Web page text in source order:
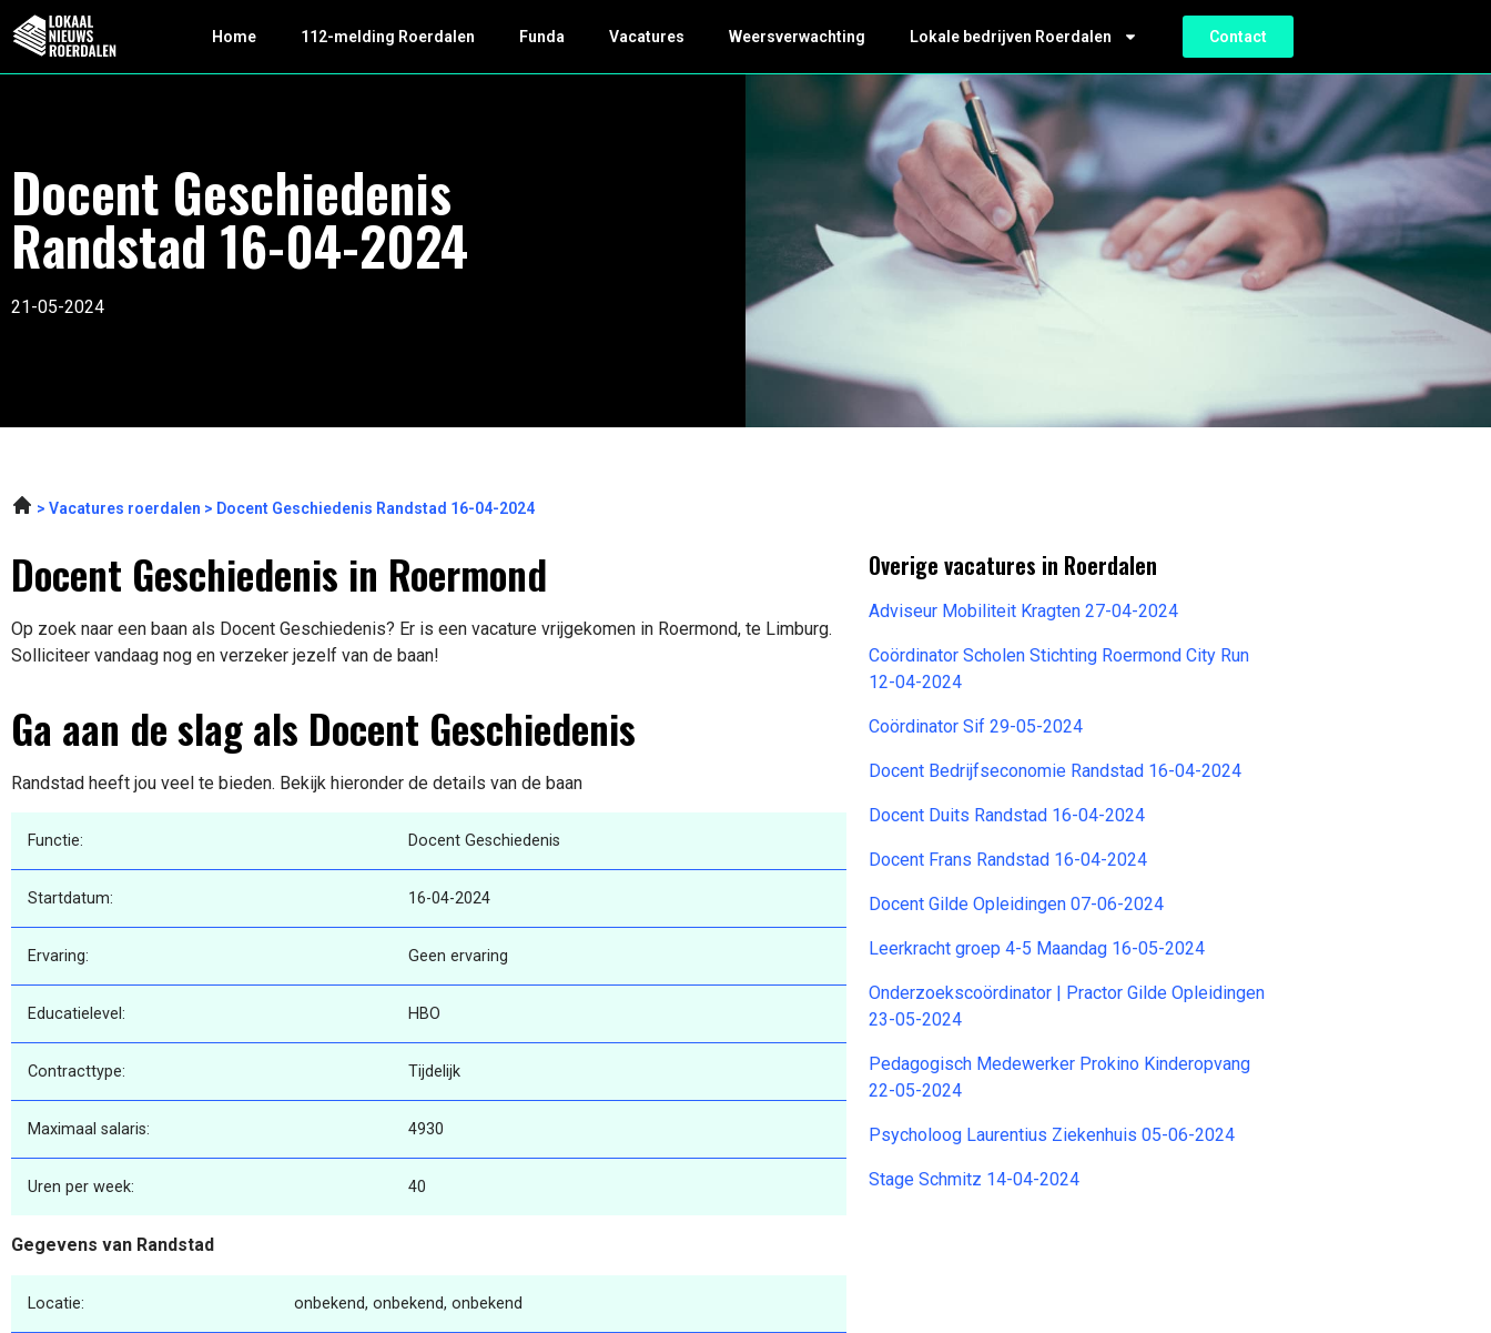
Home 112-melding Roerdalen Funda Vacatures Weersverwachting Lokale bedrijven Roerdalen Contact
Docent Geschiedenis
Randstad 16-04-2024
21-05-2024
Vacatures roerdalen Docent Geschiedenis Randstad 16-04-2024
Docent Geschiedenis in Roermond
Op zoek naar een baan als Docent Geschiedenis? Er is een vacature vrijgekomen in Roermond, te Limburg.
Solliciteer vandaag nog en verzeker jezelf van de baan!
Ga aan de slag als Docent Geschiedenis
Randstad heeft jou veel te bieden. Bekijk hieronder de details van de baan
Functie: Docent Geschiedenis
Startdatum: 16-04-2024
Ervaring: Geen ervaring
Educatielevel: HBO
Contracttype: Tijdelijk
Maximaal salaris: 4930
Uren per week: 40
Gegevens van Randstad
Locatie: onbekend, onbekend, onbekend
Overige vacatures in Roerdalen
Adviseur Mobiliteit Kragten 27-04-2024
Coördinator Scholen Stichting Roermond City Run
12-04-2024
Coördinator Sif 29-05-2024
Docent Bedrijfseconomie Randstad 16-04-2024
Docent Duits Randstad 16-04-2024
Docent Frans Randstad 16-04-2024
Docent Gilde Opleidingen 07-06-2024
Leerkracht groep 4-5 Maandag 16-05-2024
Onderzoekscoördinator | Practor Gilde Opleidingen
23-05-2024
Pedagogisch Medewerker Prokino Kinderopvang
22-05-2024
Psycholoog Laurentius Ziekenhuis 05-06-2024
Stage Schmitz 14-04-2024